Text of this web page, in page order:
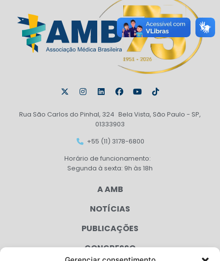
Rua São Carlos do Pinhal, 324 Bela Vista, São Paulo - SP,
01333903
+55 (11) 3178-6800
Horário de funcionamento:
Segunda à sexta: 9h às 18h
A AMB
NOTÍCIAS
PUBLICAÇÕES
CONGRESSO